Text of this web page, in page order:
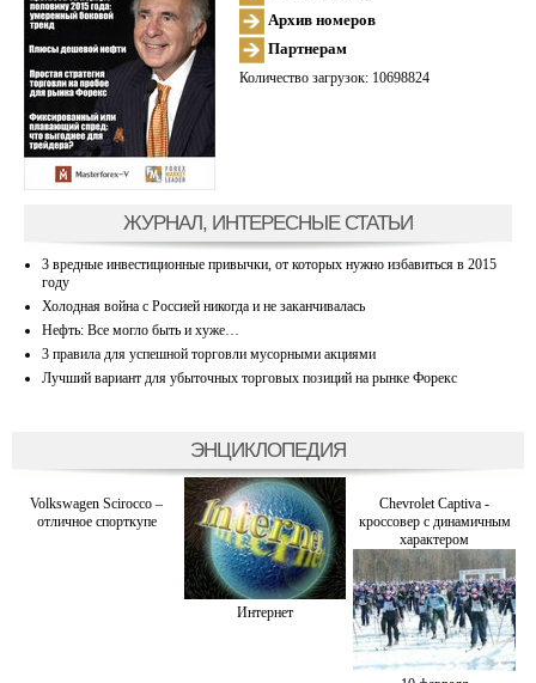
Архив номеров
Партнерам
Количество загрузок: 10698824
ЖУРНАЛ, ИНТЕРЕСНЫЕ СТАТЬИ
3 вредные инвестиционные привычки, от которых нужно избавиться в 2015
году
Холодная война с Россией никогда и не заканчивалась
Нефть: Все могло быть и хуже…
3 правила для успешной торговли мусорными акциями
Лучший вариант для убыточных торговых позиций на рынке Форекс
ЭНЦИКЛОПЕДИЯ
Volkswagen Scirocco –
отличное спорткупе
Интернет
Chevrolet Captiva -
кроссовер с динамичным
характером